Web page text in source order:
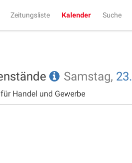
Zeitungsliste Kalender Suche
Samstag, 23.
Handel und Gewerbe